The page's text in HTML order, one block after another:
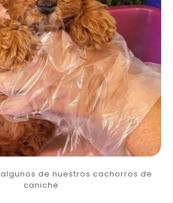
de nuestros cachorros de
caniche